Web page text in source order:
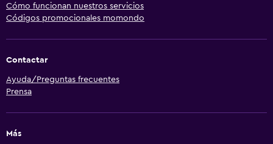
Cómo funcionan nuestros servicios
Códigos promocionales momondo
Contactar
Ayuda/Preguntas frecuentes
Prensa
Más